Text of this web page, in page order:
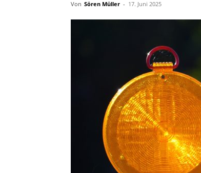
Von Sören Müller - 17. Juni 2025